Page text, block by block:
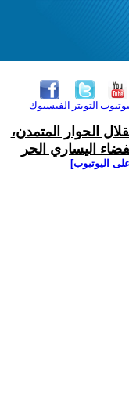
الفيسبوك التويتر
الحوار المتمدن،
اليساري الحر
اليوتيوب]